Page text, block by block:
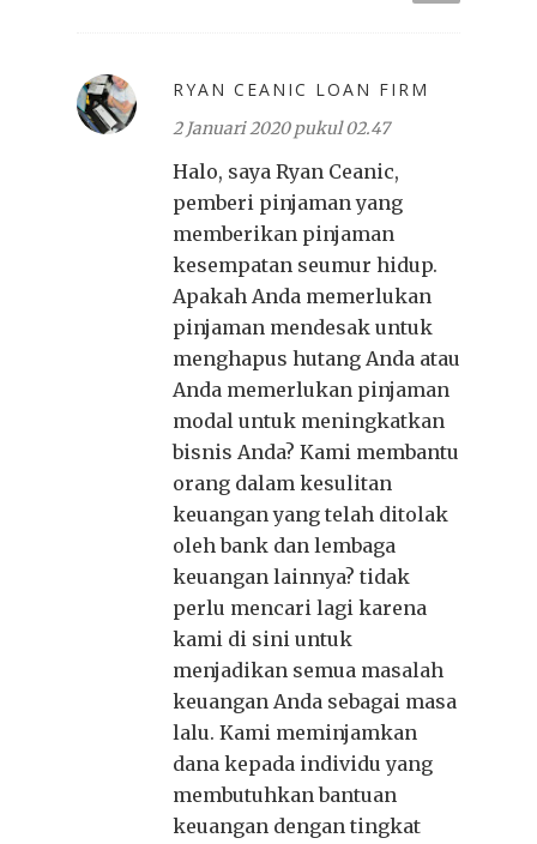
RYAN CEANIC LOAN FIRM
2 Januari 2020 pukul 02.47
Halo, saya Ryan Ceanic,
pemberi pinjaman yang
memberikan pinjaman
kesempatan seumur hidup.
Apakah Anda memerlukan
pinjaman mendesak untuk
menghapus hutang Anda atau
Anda memerlukan pinjaman
modal untuk meningkatkan
bisnis Anda? Kami membantu
orang dalam kesulitan
keuangan yang telah ditolak
oleh bank dan lembaga
keuangan lainnya? tidak
perlu mencari lagi karena
kami di sini untuk
menjadikan semua masalah
keuangan Anda sebagai masa
lalu. Kami meminjamkan
dana kepada individu yang
membutuhkan bantuan
keuangan dengan tingkat